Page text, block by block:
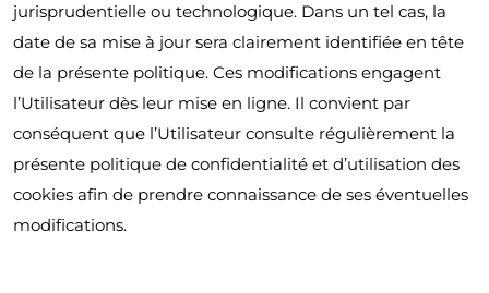
jurisprudentielle ou technologique. Dans un tel cas, la
date de sa mise à jour sera clairement identifiée en tête
de la présente politique. Ces modifications engagent
l’Utilisateur dès leur mise en ligne. Il convient par
conséquent que l’Utilisateur consulte régulièrement la
présente politique de confidentialité et d’utilisation des
cookies afin de prendre connaissance de ses éventuelles
modifications.